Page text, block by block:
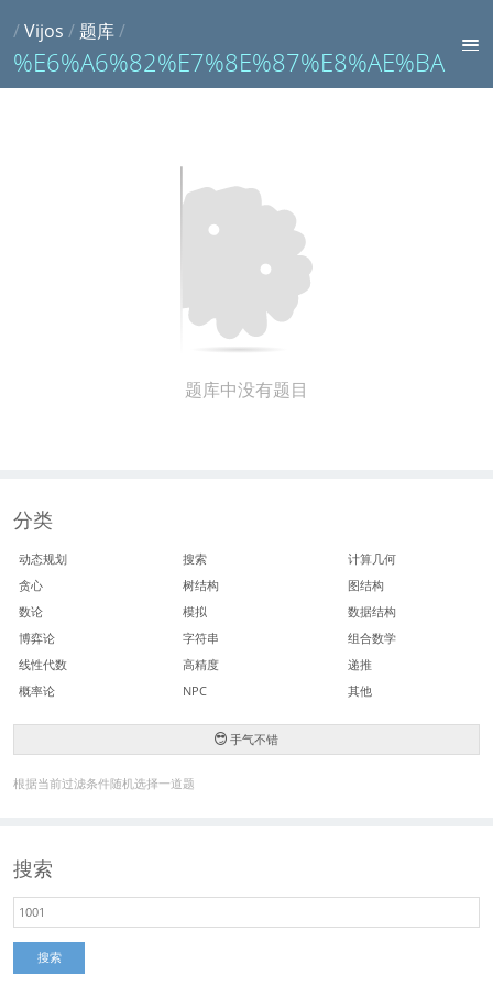
/Vijos / 题库/
%E6%A6%82%E7%8E%87%E8%AE%BA
题库中没有题目
分类
动态规划 搜索
计算几何
贪心
树结构
图结构
数论
模拟
数据结构
博弈论
字符串
组合数学
线性代数
高精度
递推
概率论
NPC 其他
手气不错
根据当前过滤条件随机选择一道题
搜索
搜索